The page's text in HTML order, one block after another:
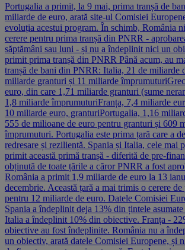
Portugalia a primit, la 9 mai, prima tranșă de
miliarde de euro, arată site-ul Comisiei
evoluția acestui program. În schimb, România
cerere pentru prima tranșă din PNRR -
săptămâni sau luni - și nu a îndeplinit nici un
primit prima tranșă din PNRR Până acum, au
tranșă de bani din PNRR: Italia, 21 de miliarde
miliarde granturi și 11 miliarde
euro, din care 1,71 miliarde granturi (sume
1,8 miliarde împrumuturiFranța, 7,4 miliarde
10 miliarde euro, granturiPortugalia, 1,16
555 de milioane de euro pentru granturi și 609
împrumuturi. Portugalia este prima țară care a
redresare și reziliență. Spania și Italia, cele mai
primit această primă tranșă - diferită de pre-
obținută de toate țările a căror PNRR a fost
România a primit 1,9 miliarde de euro la 13
decembrie. Această țară a mai trimis o cerere
pentru 12 miliarde de euro. Datele Comisiei
Spania a îndeplinit deja 13% din țintele
Italia a îndeplinit 10% din obiective. Franța -
obiective au fost îndeplinite. România nu a
un obiectiv, arată datele Comisiei Europene, și